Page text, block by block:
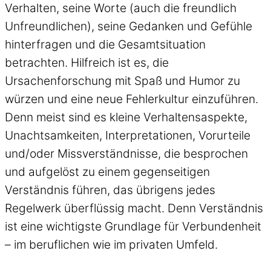
Verhalten, seine Worte (auch die freundlich
Unfreundlichen), seine Gedanken und Gefühle
hinterfragen und die Gesamtsituation
betrachten. Hilfreich ist es, die
Ursachenforschung mit Spaß und Humor zu
würzen und eine neue Fehlerkultur einzuführen.
Denn meist sind es kleine Verhaltensaspekte,
Unachtsamkeiten, Interpretationen, Vorurteile
und/oder Missverständnisse, die besprochen
und aufgelöst zu einem gegenseitigen
Verständnis führen, das übrigens jedes
Regelwerk überflüssig macht. Denn Verständnis
ist eine wichtigste Grundlage für Verbundenheit
– im beruflichen wie im privaten Umfeld.